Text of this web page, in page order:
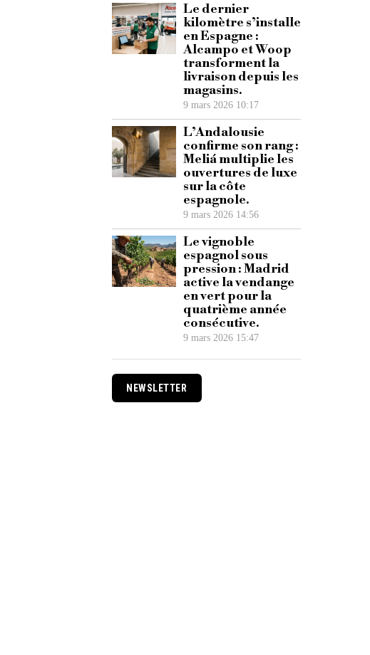
Le dernier
kilomètre s’installe
en Espagne :
Alcampo et Woop
transforment la
livraison depuis les
magasins.
9 mars 2026 10:17
L’Andalousie
confirme son rang :
Meliá multiplie les
ouvertures de luxe
sur la côte
espagnole.
9 mars 2026 14:56
Le vignoble
espagnol sous
pression : Madrid
active la vendange
en vert pour la
quatrième année
consécutive.
9 mars 2026 15:47
NEWSLETTER